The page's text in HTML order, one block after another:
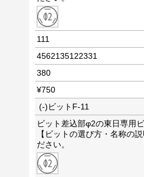
111
4562135122331
380
¥750
(-)ビットF-11
ビット差込部φ2の東日専用
【ビットの選び方・名称の
ださい。